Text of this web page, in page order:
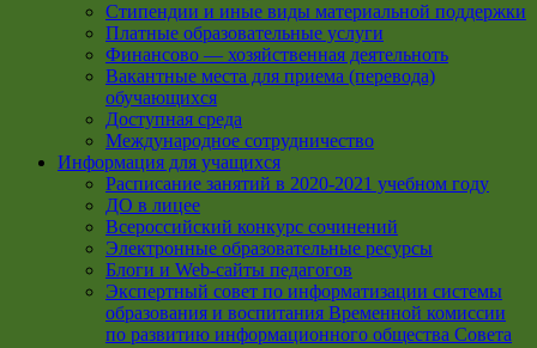
Стипендии и иные виды материальной поддержки
Платные образовательные услуги
Финансово — хозяйственная деятельноть
Вакантные места для приема (перевода)
обучающихся
Доступная среда
Международное сотрудничество
Информация для учащихся
Расписание занятий в 2020-2021 учебном году
ДО в лицее
Всероссийский конкурс сочинений
Электронные образовательные ресурсы
Блоги и Web-сайты педагогов
Экспертный совет по информатизации системы
образования и воспитания Временной комиссии
по развитию информационного общества Совета